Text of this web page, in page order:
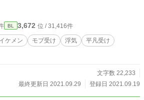
BL 3,672 位 / 31,416件
イケメン モブ受け 浮気
平凡受け
文字数 22,233
最終更新日 2021.09.29
登録日 2021.09.19